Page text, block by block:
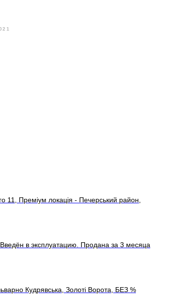
Преміум локація - Печерський район,
в эксплуатацию. Продана за 3 месяца
Кудрявська, Золоті Ворота, БЕЗ %